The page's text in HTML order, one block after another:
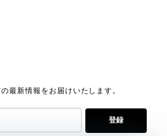
最新情報をお届けいたします。
登録